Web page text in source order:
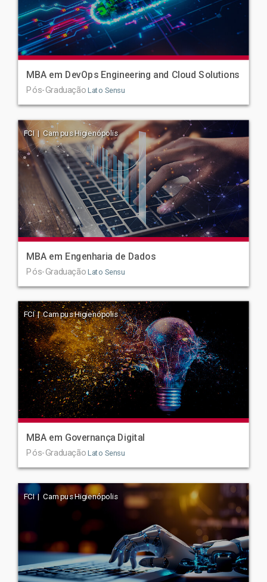
MBA em DevOps Engineering and Cloud Solutions
Pós-Graduação Lato Sensu
FCI | Campus Higienópolis
MBA em Engenharia de Dados
Pós-Graduação Lato Sensu
FCI | Campus Higienópolis
MBA em Governança Digital
Pós-Graduação Lato Sensu
FCI | Campus Higienópolis